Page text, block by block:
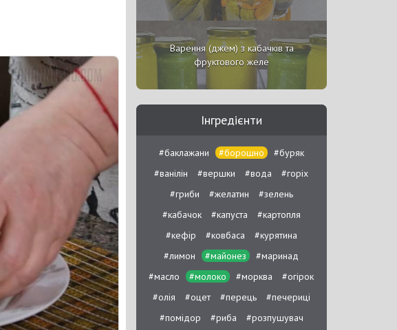
Варення (джем) з кабачків та
фруктового желе
Інгредієнти
#баклажани #борошно
#буряк
#ванілін
#вершки #вода
#горіх
#гриби
#желатин
#зелень
#кабачок
#капуста
#картопля
#кефір
#ковбаса
#курятина
#лимон
#майонез
#маринад
#масло
#молоко #морква
#огірок
#олія
#оцет #перець
#печериці
#помідор
#риба
#розпушувач